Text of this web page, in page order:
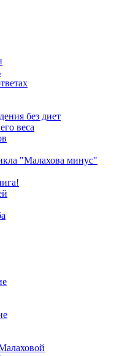
без диет
веса
"Малахова минус"